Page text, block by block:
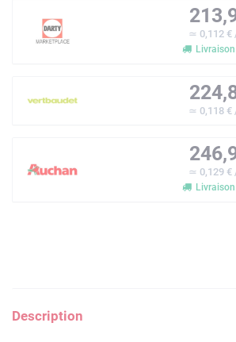
≃ 0,112 €
≃ 0,118 €
≃ 0,129 €
Description